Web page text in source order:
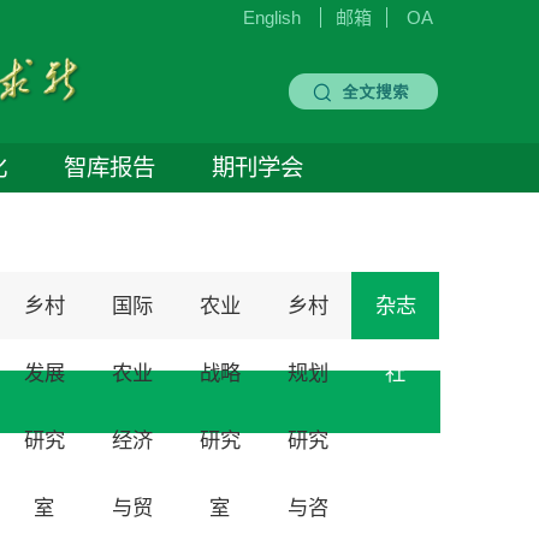
English 邮箱 OA
智库报告 期刊学会
乡村
发展
研究
室
国际
农业
经济
与贸
农业
战略
研究
室
乡村
规划
研究
与咨
杂志
社